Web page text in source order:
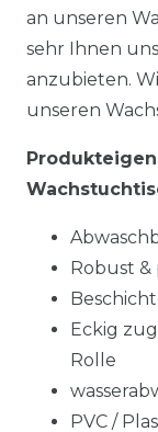
an unseren
sehr Ihnen
anzubieten.
unseren
Robust
Eckig
Rolle
PVC /